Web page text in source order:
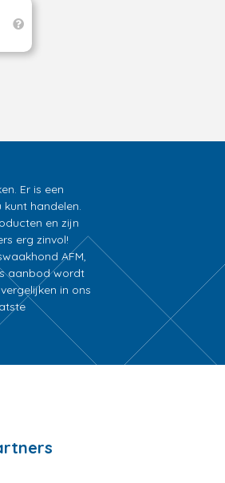
Er is een
handelen.
en zijn
erg zinvol!
AFM,
aanbod wordt
in ons